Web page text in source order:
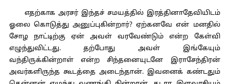
எதற்காக அரசர் இந்தச் சமயத்தில் இரத்தினாதேவியிடம்
ஓலை கொடுத்து அனுப்புகின்றார்? ஏற்கனவே என் மனதில்
சோழ நாட்டிற்கு ஏன் அவள் வரவேண்டும் என்ற கேள்வி
எழுந்துவிட்டது. தற்போது அவள் இங்கேயும்
வந்திருக்கின்றாள் என்ற சிந்தனையுடனே இராசேந்திரன்
அவர்களிருந்த கூடத்தை அடைந்தான். இவனைக் கண்டதும்